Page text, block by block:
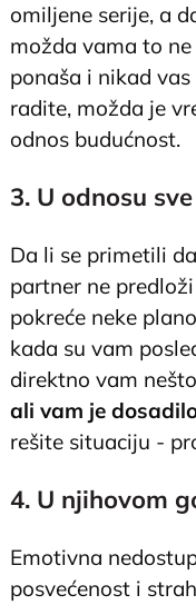
omiljene serije, a
možda vama to
ponaša i nikad
radite, možda je
odnos budućnost.
3. U odnosu
Da li se primetili
partner ne
pokreće neke
kada su vam
direktno vam
ali vam je
rešite situaciju -
4. U njihovom
Emotivna
posvećenost i